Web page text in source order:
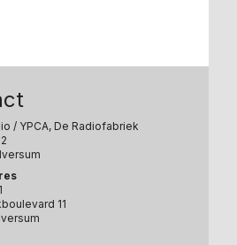
/ YPCA, De Radiofabriek
11